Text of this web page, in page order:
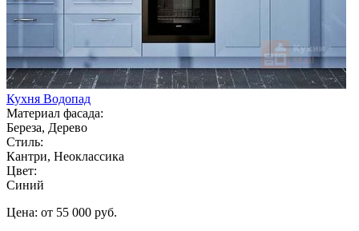
Кухня Водопад
Материал фасада:
Береза, Дерево
Стиль:
Кантри, Неоклассика
Цвет:
Синий
Цена: от 55 000 руб.